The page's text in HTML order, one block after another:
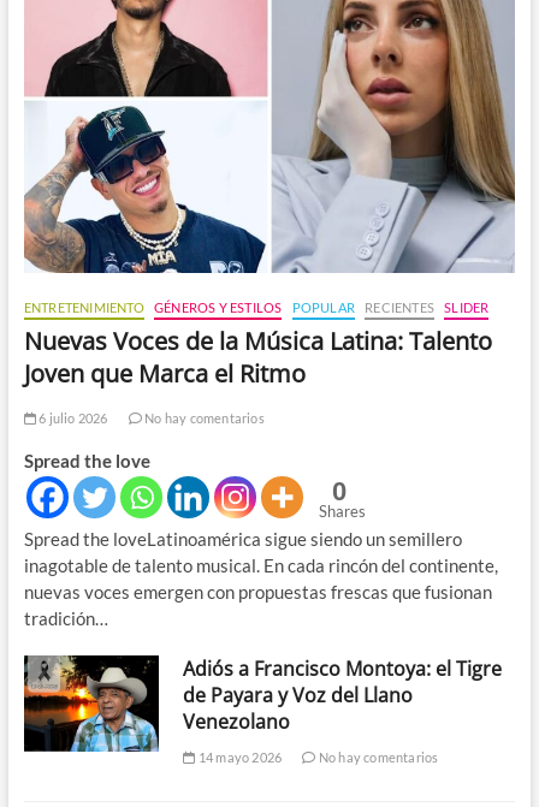
ENTRETENIMIENTO GÉNEROS Y ESTILOS POPULAR RECIENTES SLIDER
Nuevas Voces de la Música Latina: Talento
Joven que Marca el Ritmo
6 julio 2026 No hay comentarios
Spread the love
0
Shares
Spread the loveLatinoamérica sigue siendo un semillero
inagotable de talento musical. En cada rincón del continente,
nuevas voces emergen con propuestas frescas que fusionan
tradición…
Adiós a Francisco Montoya: el Tigre
de Payara y Voz del Llano
Venezolano
14 mayo 2026 No hay comentarios